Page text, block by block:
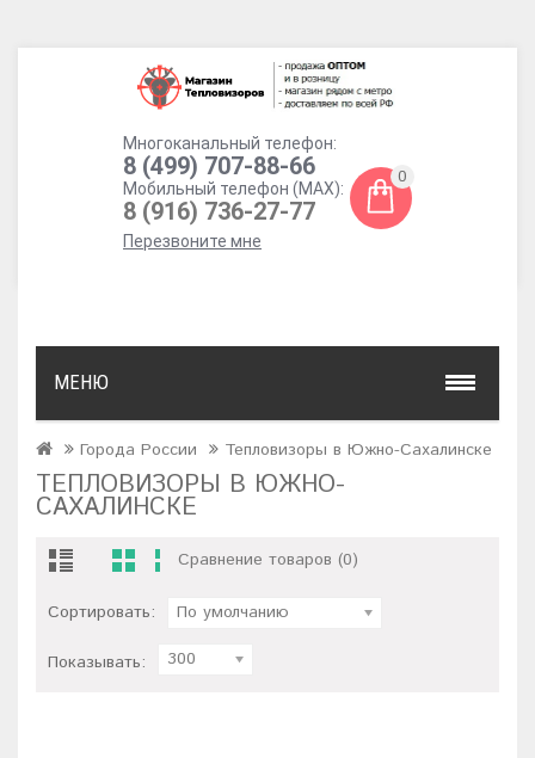
Многоканальный телефон:
8 (499) 707-88-66
Мобильный телефон (MAX):
8 (916) 736-27-77
Перезвоните мне
0
МЕНЮ
Города России Тепловизоры в Южно-Сахалинске
ТЕПЛОВИЗОРЫ В ЮЖНО-
САХАЛИНСКЕ
Сравнение товаров (0)
Сортировать: По умолчанию
Показывать: 300